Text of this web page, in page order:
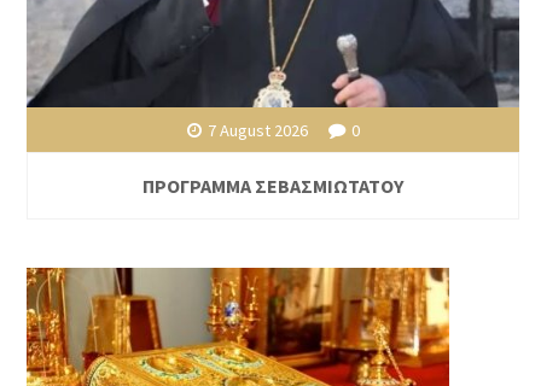
7 August 2026 0
ΠΡΟΓΡΑΜΜΑ ΣΕΒΑΣΜΙΩΤΑΤΟΥ